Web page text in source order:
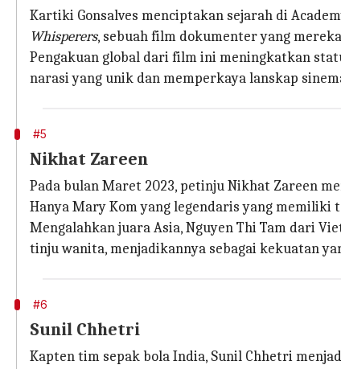
Kartiki Gonsalves menciptakan sejarah di
Whisperers, sebuah film dokumenter yang
Pengakuan global dari film ini meningkatkan
narasi yang unik dan memperkaya lanskap
#5
Nikhat Zareen
Pada bulan Maret 2023, petinju Nikhat Zareen
Hanya Mary Kom yang legendaris yang
Mengalahkan juara Asia, Nguyen Thi Tam dari
tinju wanita, menjadikannya sebagai kekuatan
#6
Sunil Chhetri
Kapten tim sepak bola India, Sunil Chhetri